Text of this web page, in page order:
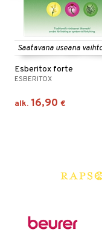
Saatavana useana
Esberitox forte
ESBERITOX
alk. 16,90 €